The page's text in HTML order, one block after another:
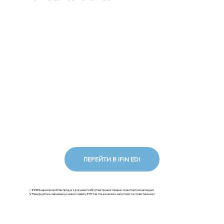
ПЕРЕЙТИ В IFIN EDI
✅ iFinEDI наразі розробляє продукт документообігу Електронної товарно-транспортної накладної.
💡Приєднуйтесь першими до нового сервісу ЕТТН: як тільки ми його запустимо та сповістимо вас!